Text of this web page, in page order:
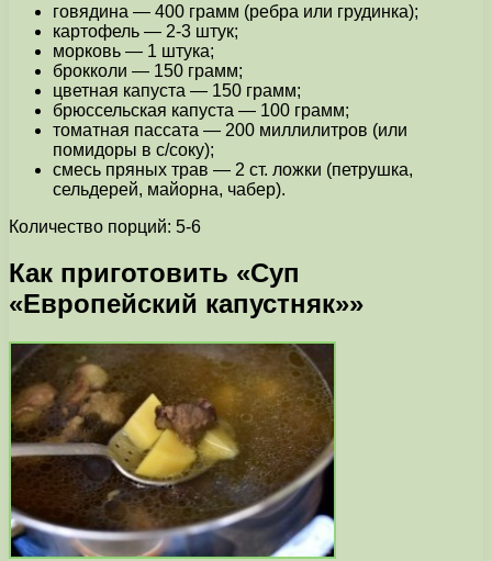
говядина — 400 грамм (ребра или грудинка);
картофель — 2-3 штук;
морковь — 1 штука;
брокколи — 150 грамм;
цветная капуста — 150 грамм;
брюссельская капуста — 100 грамм;
томатная пассата — 200 миллилитров (или
помидоры в с/соку);
смесь пряных трав — 2 ст. ложки (петрушка,
сельдерей, майорна, чабер).
Количество порций: 5-6
Как приготовить «Суп
«Европейский капустняк»»